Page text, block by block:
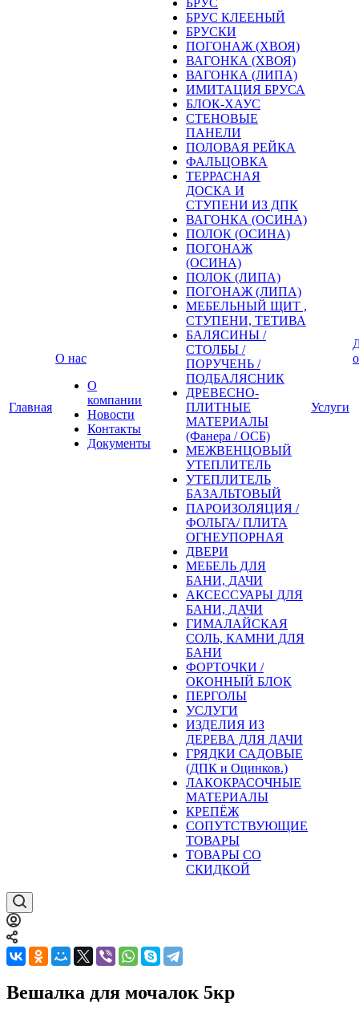
Главная
О нас
О
компании
Новости
Контакты
Документы
БРУС
БРУС КЛЕЕНЫЙ
БРУСКИ
ПОГОНАЖ (ХВОЯ)
ВАГОНКА (ХВОЯ)
ВАГОНКА (ЛИПА)
ИМИТАЦИЯ БРУСА
БЛОК-ХАУС
СТЕНОВЫЕ
ПАНЕЛИ
ПОЛОВАЯ РЕЙКА
ФАЛЬЦОВКА
ТЕРРАСНАЯ
ДОСКА И
СТУПЕНИ ИЗ ДПК
ВАГОНКА (ОСИНА)
ПОЛОК (ОСИНА)
ПОГОНАЖ
(ОСИНА)
ПОЛОК (ЛИПА)
ПОГОНАЖ (ЛИПА)
МЕБЕЛЬНЫЙ ЩИТ ,
СТУПЕНИ, ТЕТИВА
БАЛЯСИНЫ /
СТОЛБЫ /
ПОРУЧЕНЬ /
ПОДБАЛЯСНИК
ДРЕВЕСНО-
ПЛИТНЫЕ
МАТЕРИАЛЫ
(Фанера / ОСБ)
МЕЖВЕНЦОВЫЙ
УТЕПЛИТЕЛЬ
УТЕПЛИТЕЛЬ
БАЗАЛЬТОВЫЙ
ПАРОИЗОЛЯЦИЯ /
ФОЛЬГА/ ПЛИТА
ОГНЕУПОРНАЯ
ДВЕРИ
МЕБЕЛЬ ДЛЯ
БАНИ, ДАЧИ
АКСЕССУАРЫ ДЛЯ
БАНИ, ДАЧИ
ГИМАЛАЙСКАЯ
СОЛЬ, КАМНИ ДЛЯ
БАНИ
ФОРТОЧКИ /
ОКОННЫЙ БЛОК
ПЕРГОЛЫ
УСЛУГИ
ИЗДЕЛИЯ ИЗ
ДЕРЕВА ДЛЯ ДАЧИ
ГРЯДКИ САДОВЫЕ
(ДПК и Оцинков.)
ЛАКОКРАСОЧНЫЕ
МАТЕРИАЛЫ
КРЕПЁЖ
СОПУТСТВУЮЩИЕ
ТОВАРЫ
ТОВАРЫ СО
СКИДКОЙ
Услуги
Вешалка для мочалок 5кр